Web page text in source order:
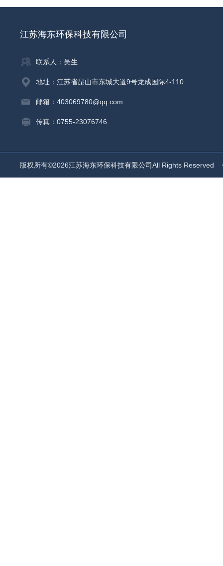
江苏海东环保科技有限公司
联系人：吴生
地址：江苏省昆山市东城大道9号龙成国际4-110
邮箱：403069780@qq.com
传真：0755-23076746
版权所有©2026江苏海东环保科技有限公司All Rights Reserved